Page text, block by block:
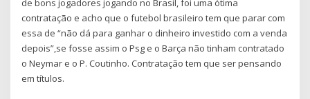
de bons jogadores jogando no Brasil, foi uma ótima
contratação e acho que o futebol brasileiro tem que parar com
essa de “não dá para ganhar o dinheiro investido com a venda
depois”,se fosse assim o Psg e o Barça não tinham contratado
o Neymar e o P. Coutinho. Contratação tem que ser pensando
em títulos.